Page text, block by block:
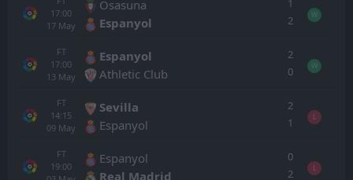
17:00
17 May
Osasuna
Espanyol
1
2
W
FT
17:00
13 May
Espanyol
Athletic Club
2
0
W
FT
14:15
09 May
Sevilla
Espanyol
2
1
L
FT
19:00
Espanyol
Real Madrid
0
2
L